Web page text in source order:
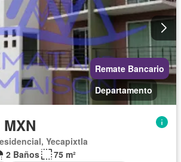
Remate Bancario
Departamento
Yecapixtla
2 Baños
75 m²